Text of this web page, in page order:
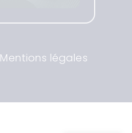
Mentions légales